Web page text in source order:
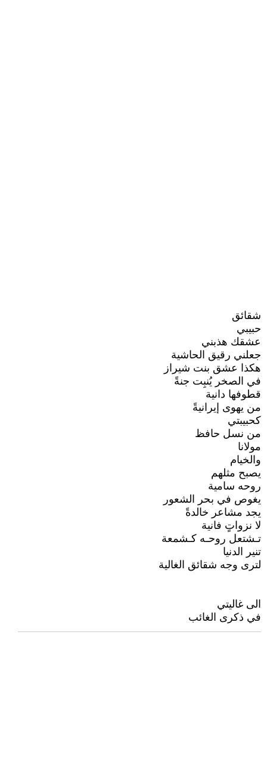
شقائق
حبيبي
عشقك هذبني
جعلني رقيق الحاشية
هكذا عشق بنت شيراز
في الصخر يُنبِت جنةً
قطوفها دانية
من يهوى إيرانيةً
كحبيبتي
من نسل حافظ
مولانا
والخيام
يصبح مثلهم
روحه سامية
يغوص في بحر الشعور
يجد مشاعر خالدةً
لا نزواتٍ فانية
تـشتعل روحـه كـشمعة
تنير الدنيا
لترى وجه شقائق الغالية
الى غاليتي
في ذكرى الغائب